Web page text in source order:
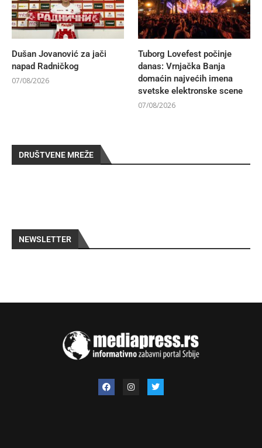
Dušan Jovanović za jači
napad Radničkog
07/08/2026
Tuborg Lovefest počinje
danas: Vrnjačka Banja
domaćin najvećih imena
svetske elektronske scene
07/08/2026
DRUŠTVENE MREŽE
NEWSLETTER